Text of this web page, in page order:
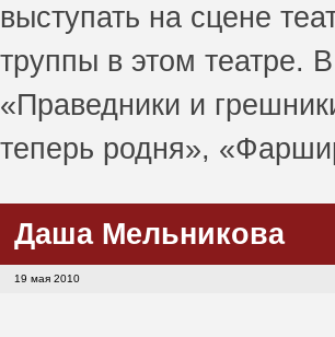
выступать на сцене
труппы в этом театре.
«Праведники и
теперь родня»,
Даша Мельникова
19 мая 2010